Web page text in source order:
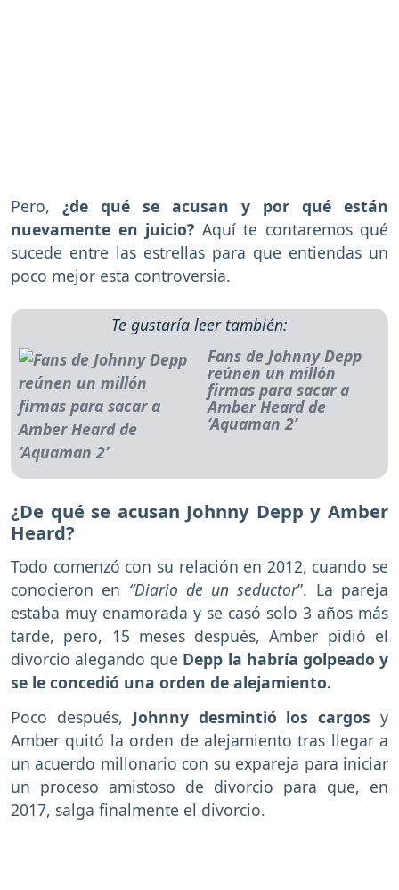
Pero, ¿de qué se acusan y por qué están
nuevamente en juicio? Aquí te contaremos qué
sucede entre las estrellas para que entiendas un
poco mejor esta controversia.
Te gustaría leer también:
Fans de Johnny Depp
reúnen un millón
firmas para sacar a
Amber Heard de
‘Aquaman 2’
¿De qué se acusan Johnny Depp y Amber
Heard?
Todo comenzó con su relación en 2012, cuando se
conocieron en “Diario de un seductor”. La pareja
estaba muy enamorada y se casó solo 3 años más
tarde, pero, 15 meses después, Amber pidió el
divorcio alegando que Depp la habría golpeado y
se le concedió una orden de alejamiento.
Poco después, Johnny desmintió los cargos y
Amber quitó la orden de alejamiento tras llegar a
un acuerdo millonario con su expareja para iniciar
un proceso amistoso de divorcio para que, en
2017, salga finalmente el divorcio.